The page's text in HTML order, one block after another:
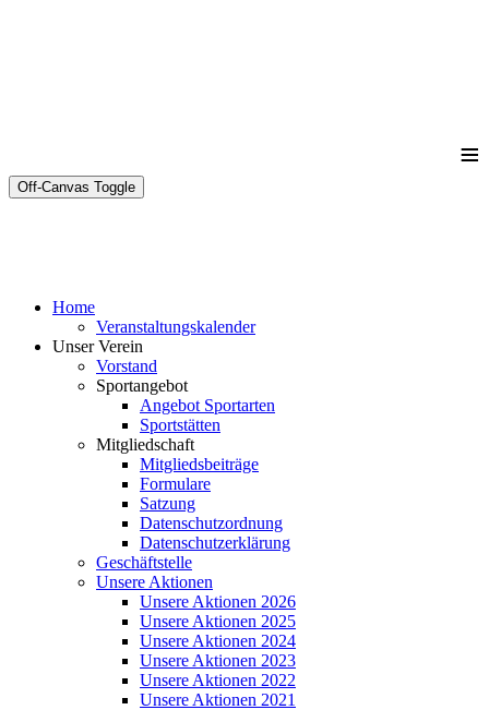
≡
Off-Canvas Toggle
Home
Veranstaltungskalender
Unser Verein
Vorstand
Sportangebot
Angebot Sportarten
Sportstätten
Mitgliedschaft
Mitgliedsbeiträge
Formulare
Satzung
Datenschutzordnung
Datenschutzerklärung
Geschäftstelle
Unsere Aktionen
Unsere Aktionen 2026
Unsere Aktionen 2025
Unsere Aktionen 2024
Unsere Aktionen 2023
Unsere Aktionen 2022
Unsere Aktionen 2021